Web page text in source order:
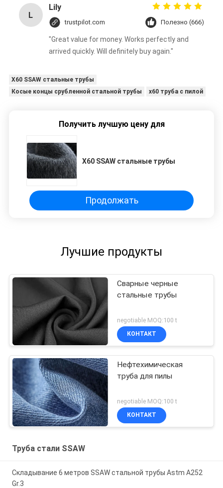
L
Lily
trustpilot.com Полезно (666)
"Great value for money. Works perfectly and
arrived quickly. Will definitely buy again."
X60 SSAW стальные трубы
Косые концы срубленной стальной трубы
x60 труба с пилой
Получить лучшую цену для
X60 SSAW стальные трубы
Продолжать
Лучшие продукты
Сварные черные
стальные трубы
negotiable MOQ:100 t
КОНТАКТ
Нефтехимическая
труба для пилы
negotiable MOQ:100 t
КОНТАКТ
Труба стали SSAW
Складывание 6 метров SSAW стальной трубы Astm A252
Gr.3